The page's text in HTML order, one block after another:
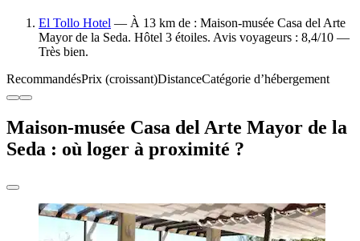
El Tollo Hotel — À 13 km de : Maison-musée Casa del Arte
Mayor de la Seda. Hôtel 3 étoiles. Avis voyageurs : 8,4/10 —
Très bien.
RecommandésPrix (croissant)DistanceCatégorie d’hébergement
Maison-musée Casa del Arte Mayor de la
Seda : où loger à proximité ?